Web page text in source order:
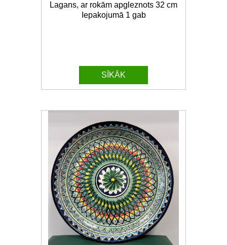
Lagans, ar rokām apgleznots 32 cm
Iepakojumā 1 gab
SĪKĀK